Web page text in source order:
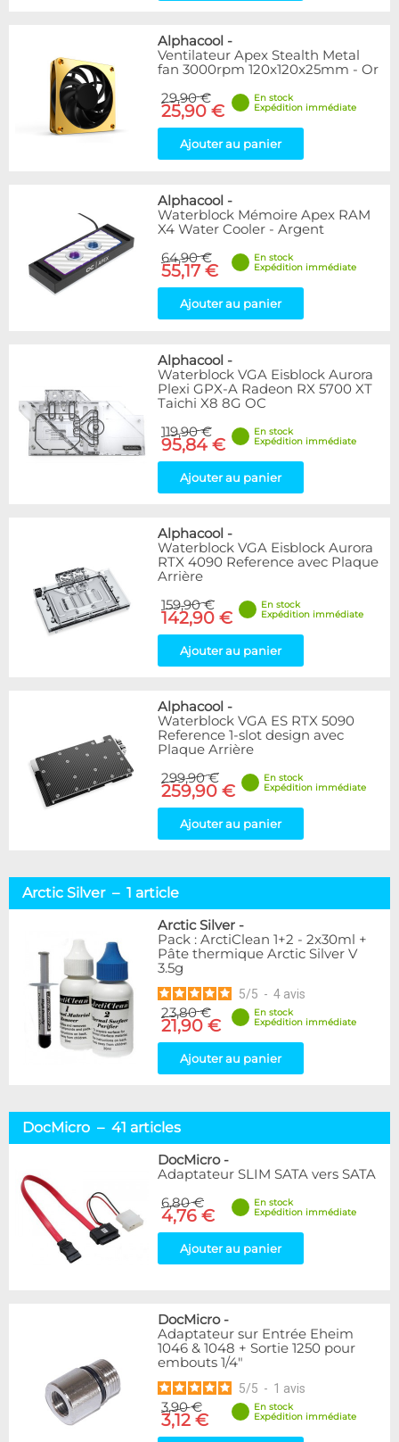
Alphacool -
Ventilateur Apex Stealth Metal
fan 3000rpm 120x120x25mm - Or
29,90 €
25,90 €
En stock
Expédition immédiate
Ajouter au panier
Alphacool -
Waterblock Mémoire Apex RAM
X4 Water Cooler - Argent
64,90 €
55,17 €
En stock
Expédition immédiate
Ajouter au panier
Alphacool -
Waterblock VGA Eisblock Aurora
Plexi GPX-A Radeon RX 5700 XT
Taichi X8 8G OC
119,90 €
95,84 €
En stock
Expédition immédiate
Ajouter au panier
Alphacool -
Waterblock VGA Eisblock Aurora
RTX 4090 Reference avec Plaque
Arrière
159,90 €
142,90 €
En stock
Expédition immédiate
Ajouter au panier
Alphacool -
Waterblock VGA ES RTX 5090
Reference 1-slot design avec
Plaque Arrière
299,90 €
259,90 €
En stock
Expédition immédiate
Ajouter au panier
Arctic Silver – 1 article
Arctic Silver -
Pack : ArctiClean 1+2 - 2x30ml +
Pâte thermique Arctic Silver V
3.5g
5/5 - 4 avis
23,80 €
21,90 €
En stock
Expédition immédiate
Ajouter au panier
DocMicro – 41 articles
DocMicro-
Adaptateur SLIM SATA vers SATA
6,80 €
4,76 €
En stock
Expédition immédiate
Ajouter au panier
DocMicro-
Adaptateur sur Entrée Eheim
1046 & 1048 + Sortie 1250 pour
embouts 1/4"
5/5 - 1 avis
3,90 €
3,12 €
En stock
Expédition immédiate